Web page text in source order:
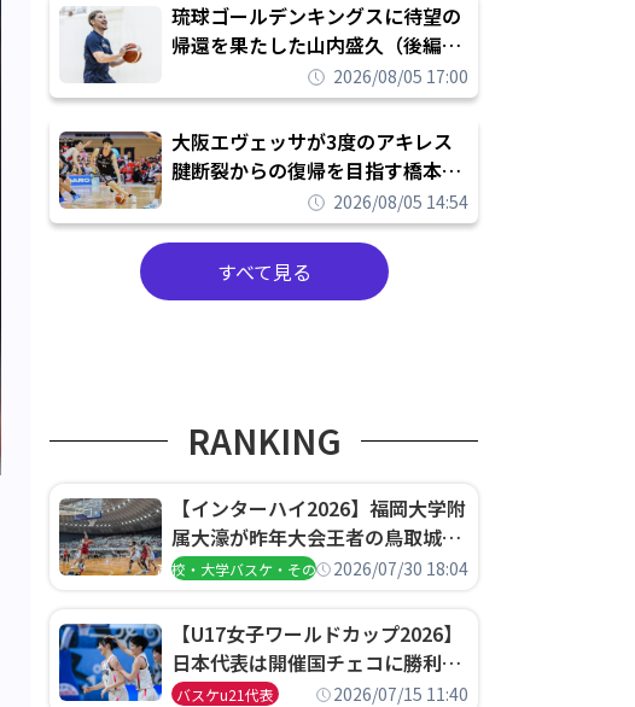
琉球ゴールデンキングスに待望の
帰還を果たした山内盛久（後編）
「1人のウチナーンチュとしてみ
んなが誇りに思えるチームにして
いく」
2026/08/05 17:00
大阪エヴェッサが3度のアキレス
腱断裂からの復帰を目指す橋本拓
哉と契約を締結「もう一度コート
に立ちたい」
2026/08/05 14:54
すべて見る
RANKING
【インターハイ2026】福岡大学附
属大濠が昨年大会王者の鳥取城北
を撃破、大阪薫英女学院は岐阜女
高校・大学バスケ・その他2026/07/30 18:04
【U17女子ワールドカップ2026】
日本代表は開催国チェコに勝利し
て予選グループ3連勝で首位通
バスケu21代表 2026/07/15 11:40